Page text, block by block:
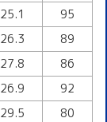
25.1
95
26.3
89
27.8
86
26.9
92
29.5
80